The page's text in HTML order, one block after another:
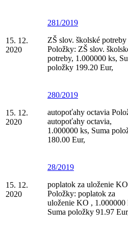
15. 12.
2020
281/2019
ZŠ slov. školské potreby
Položky: ZŠ slov.
potreby, 1.000000 ks,
položky 199.20 Eur,
15. 12.
2020
280/2019
autopoťahy octavia
autopoťahy octavia,
1.000000 ks, Suma
180.00 Eur,
15. 12.
2020
28/2019
poplatok za uloženie KO
Položky: poplatok za
uloženie KO , 1.000000
Suma položky 91.97